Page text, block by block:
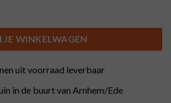
JE WINKELWAGEN
uit voorraad leverbaar
in de buurt van Arnhem/Ede